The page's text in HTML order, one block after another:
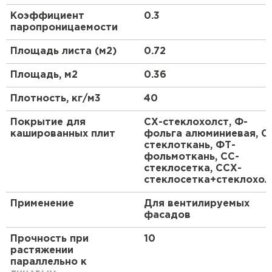
дополнительной пароизоляции и ветрозащиты, а
также в качестве теплоизоляционного слоя при
внутреннем выполнении изоляции без
дополнительной облицовки.
Коэффициент
паропроницаемости
0.3
Площадь листа (м2) 0.72
Площадь, м2 0.36
Плотность, кг/м3 40
Покрытие для
кашированных плит
СХ-стеклохолст, Ф-
фольга алюминиевая,
стеклоткань, ФТ-
фольмоткань, СС-
стеклосетка, ССХ-
Применение
Для вентилируемых
фасадов
Прочность при
растяжении
параллельно к
10
Утеплитель Isoroc
ПЕРЕЙТИ
Утеплитель Isover
Утеплитель Paroc
ПЕРЕЙТИ
Утеплитель Penoplex